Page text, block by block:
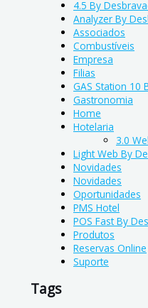
4.5 By
Analyzer By
Associados
Combustíveis
Empresa
Filias
GAS Station 10
Gastronomia
Home
Hotelaria
3.0
Light Web By
Novidades
Novidades
Oportunidades
PMS Hotel
POS Fast By
Produtos
Reservas Online
Suporte
Tags